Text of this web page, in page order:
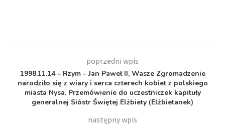
poprzedni wpis
1998.11.14 – Rzym – Jan Paweł II, Wasze Zgromadzenie
narodziło się z wiary i serca czterech kobiet z polskiego
miasta Nysa. Przemówienie do uczestniczek kapituły
generalnej Sióstr Świętej Elżbiety (Elżbietanek)
następny wpis